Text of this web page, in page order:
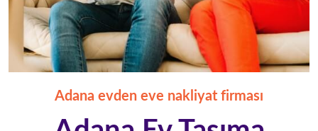
Adana evden eve nakliyat firması